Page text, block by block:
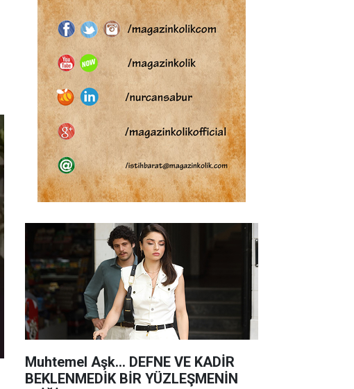
Muhtemel Aşk... DEFNE VE KADİR
BEKLENMEDİK BİR YÜZLEŞMENİN